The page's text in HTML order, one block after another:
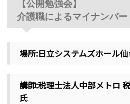
【公開勉強会】
介護職によるマイナンバー
場所:日立システムズホール
講師:税理士法人中部メトロ
氏